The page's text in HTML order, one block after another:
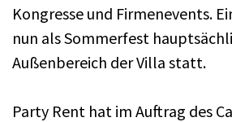
Kongresse und Firmenevents.
nun als Sommerfest
Außenbereich der Villa statt.
Party Rent hat im Auftrag des